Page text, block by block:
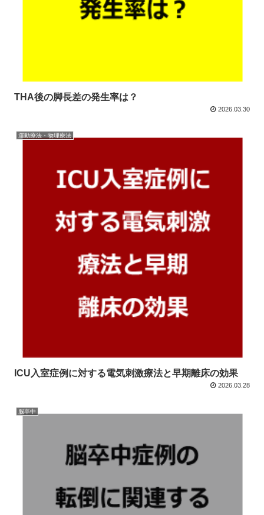
THA後の脚長差の発生率は？
2026.03.30
運動療法・物理療法
ICU入室症例に対する電気刺激療法と早期離床の効果
2026.03.28
脳卒中